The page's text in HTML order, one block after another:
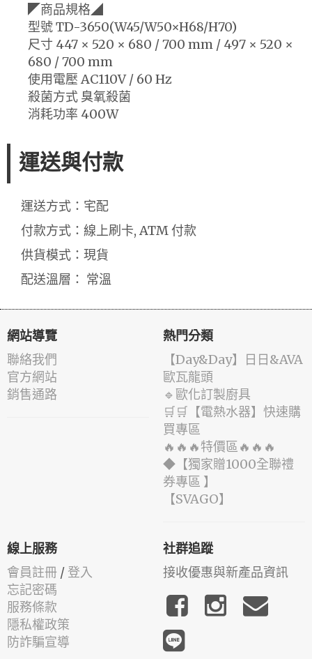
◤商品規格◢
型號 TD-3650(W45/W50×H68/H70)
尺寸 447 × 520 × 680 / 700 mm / 497 × 520 ×
680 / 700 mm
使用電壓 AC110V / 60 Hz
殺菌方式 臭氧殺菌
消耗功率 400W
運送與付款
運送方式：宅配
付款方式：線上刷卡, ATM 付款
供貨模式：現貨
配送溫層： 常溫
網站導覽
聯絡我們
官方網站
銷售通路
熱門分類
️【Day&Day】️日日&AVA
歐瓦龍頭
🔹歐化訂製廚具
🛒🛒【電熱水器】快速購
買專區
🔥🔥🔥特價區🔥🔥🔥
◆【獨家贈1000全聯禮
券專區 】
️【SVAGO】️
線上服務
會員註冊 / 登入
忘記密碼
服務條款
隱私權政策
防詐騙宣導
社群追蹤
接收優惠與新產品資訊